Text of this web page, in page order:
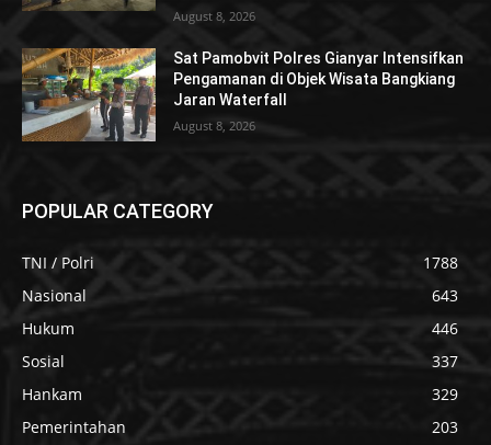
August 8, 2026
Sat Pamobvit Polres Gianyar Intensifkan
Pengamanan di Objek Wisata Bangkiang
Jaran Waterfall
August 8, 2026
POPULAR CATEGORY
TNI / Polri
1788
Nasional
643
Hukum
446
Sosial
337
Hankam
329
Pemerintahan
203